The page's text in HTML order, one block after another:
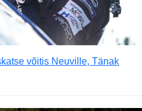
võitis Neuville, Tänak